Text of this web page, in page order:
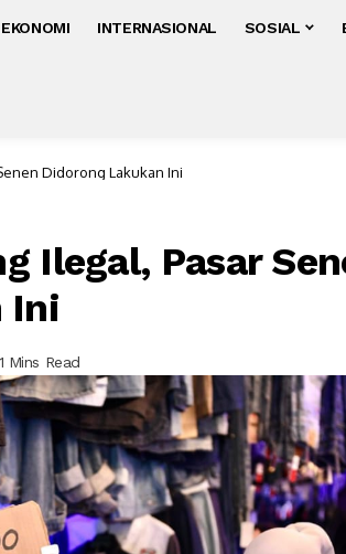
EKONOMI INTERNASIONAL SOSIAL
Didorong Lakukan Ini
Ilegal, Pasar
Ini
1 Mins Read